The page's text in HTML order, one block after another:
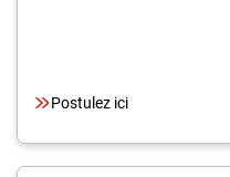
Postulez ici